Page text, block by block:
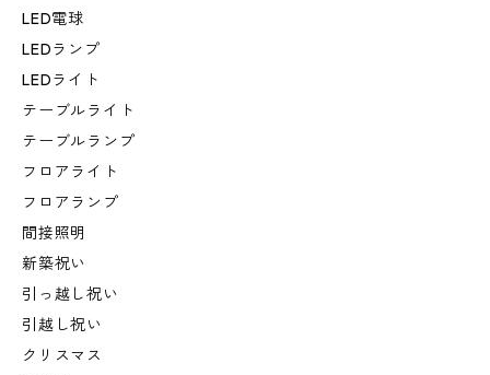
LED電球
LEDランプ
LEDライト
テーブルライト
テーブルランプ
フロアライト
フロアランプ
間接照明
新築祝い
引っ越し祝い
引越し祝い
クリスマス